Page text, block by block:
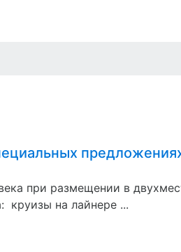
при размещении в
круизы на лайнере ...